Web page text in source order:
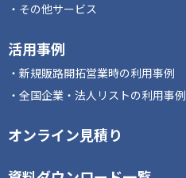
その他サービス
活用事例
新規販路開拓営業時の利用事例
全国企業・法人リストの利用事例
オンライン見積り